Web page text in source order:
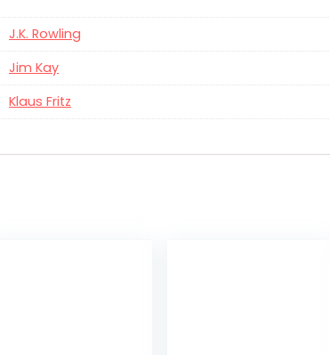
J.K. Rowling
Jim Kay
Klaus Fritz